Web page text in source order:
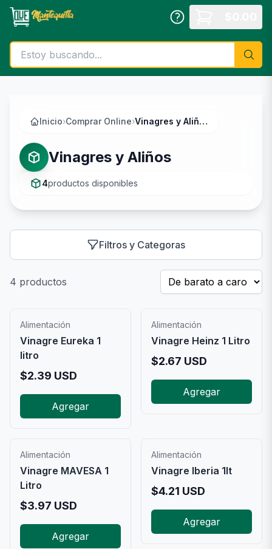
Saltar al contenido principal
Inicio›Comprar Online› Vinagres y Aliños
Vinagres y Aliños
4productos disponibles
Filtros y Categoras
4 productos
Alimentación
Vinagre Eureka 1
litro
$2.39 USD
Agregar
Alimentación
Vinagre Heinz 1 Litro
$2.67 USD
Agregar
Alimentación
Vinagre MAVESA 1
Litro
$3.97 USD
Agregar
Alimentación
Vinagre Iberia 1lt
$4.21 USD
Agregar